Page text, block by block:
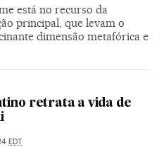
está no recurso da
principal, que levam o
dimensão metafórica e
retrata a vida de
EDT